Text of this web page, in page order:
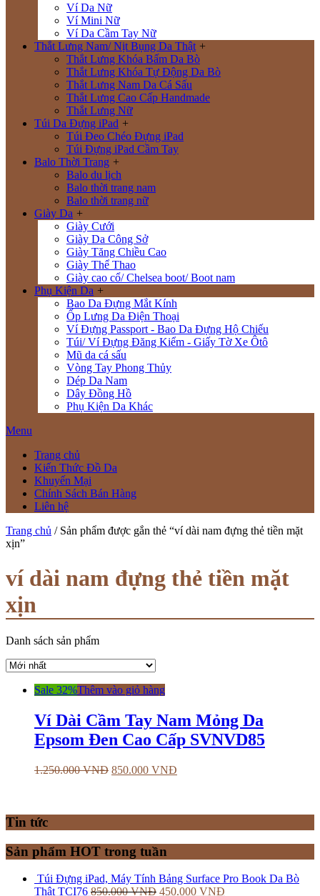
Ví Da Nữ
Ví Mini Nữ
Ví Da Cầm Tay Nữ
Thắt Lưng Nam/ Nịt Bụng Da Thật +
Thắt Lưng Khóa Bấm Da Bò
Thắt Lưng Khóa Tự Động Da Bò
Thắt Lưng Nam Da Cá Sấu
Thắt Lưng Cao Cấp Handmade
Thắt Lưng Nữ
Túi Da Đựng iPad +
Túi Đeo Chéo Đựng iPad
Túi Đựng iPad Cầm Tay
Balo Thời Trang +
Balo du lịch
Balo thời trang nam
Balo thời trang nữ
Giày Da +
Giày Cưới
Giày Da Công Sở
Giày Tăng Chiều Cao
Giày Thể Thao
Giày cao cổ/ Chelsea boot/ Boot nam
Phụ Kiện Da +
Bao Da Đựng Mắt Kính
Ốp Lưng Da Điện Thoại
Ví Đựng Passport - Bao Da Đựng Hộ Chiếu
Túi/ Ví Đựng Đăng Kiểm - Giấy Tờ Xe Ôtô
Mũ da cá sấu
Vòng Tay Phong Thủy
Dép Da Nam
Dây Đồng Hồ
Phụ Kiện Da Khác
Menu
Trang chủ
Kiến Thức Đồ Da
Khuyến Mại
Chính Sách Bán Hàng
Liên hệ
Trang chủ / Sản phẩm được gắn thẻ “ví dài nam đựng thẻ tiền mặt
xịn”
ví dài nam đựng thẻ tiền mặt
xịn
Danh sách sản phẩm
Sale 32%Thêm vào giỏ hàng
Ví Dài Cầm Tay Nam Mỏng Da
Epsom Đen Cao Cấp SVNVD85
1.250.000VNĐ 850.000 VNĐ
Tin tức
Sản phẩm HOT trong tuần
Túi Đựng iPad, Máy Tính Bảng Surface Pro Book Da Bò
Thật TCI76 850.000VNĐ 450.000 VNĐ